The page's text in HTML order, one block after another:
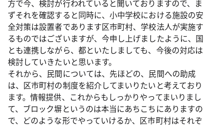
方で今、検討が行われていると聞いておりますので、ま
ずそれを確認すると同時に、小中学校における施設の安
全対策は設置者であります区市町村、学校法人が実施す
るものではございますが、今申し上げましたように、国
とも連携しながら、都といたしましても、今後の対応は
検討していきたいと思います。
それから、民間については、先ほどの、民間への助成
は、区市町村の制度を紹介してまいりたいと考えており
ます。情報提供、これからもしっかりやってまいりまし
て、ブロック塀というのは本当にあちこちにありますの
で、どのような形でやっていけるか、区市町村はそれぞ